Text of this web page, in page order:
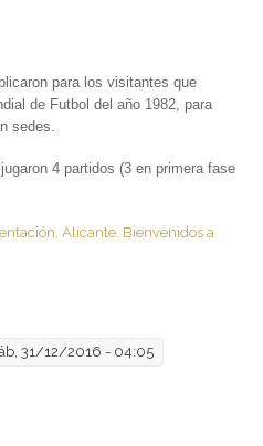
para los visitantes que
de Futbol del año 1982, para
sedes.
4 partidos (3 en primera fase
Alicante. Bienvenidos a
31/12/2016 - 04:05